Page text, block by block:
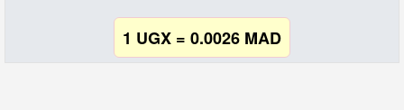
1 UGX = 0.0026 MAD